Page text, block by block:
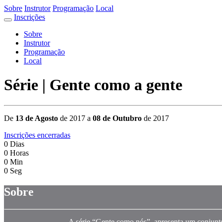
Sobre Instrutor Programação Local
Inscrições
Sobre
Instrutor
Programação
Local
Série | Gente como a gente
De 13 de Agosto de 2017 a 08 de Outubro de 2017
Inscrições encerradas
0 Dias
0 Horas
0 Min
0 Seg
Sobre